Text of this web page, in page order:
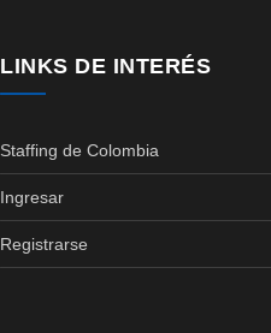
LINKS DE INTERÉS
Staffing de Colombia
Ingresar
Registrarse